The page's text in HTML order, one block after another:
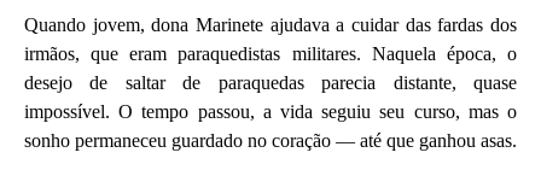
Quando jovem, dona Marinete ajudava a cuidar das fardas dos
irmãos, que eram paraquedistas militares. Naquela época, o
desejo de saltar de paraquedas parecia distante, quase
impossível. O tempo passou, a vida seguiu seu curso, mas o
sonho permaneceu guardado no coração — até que ganhou asas.